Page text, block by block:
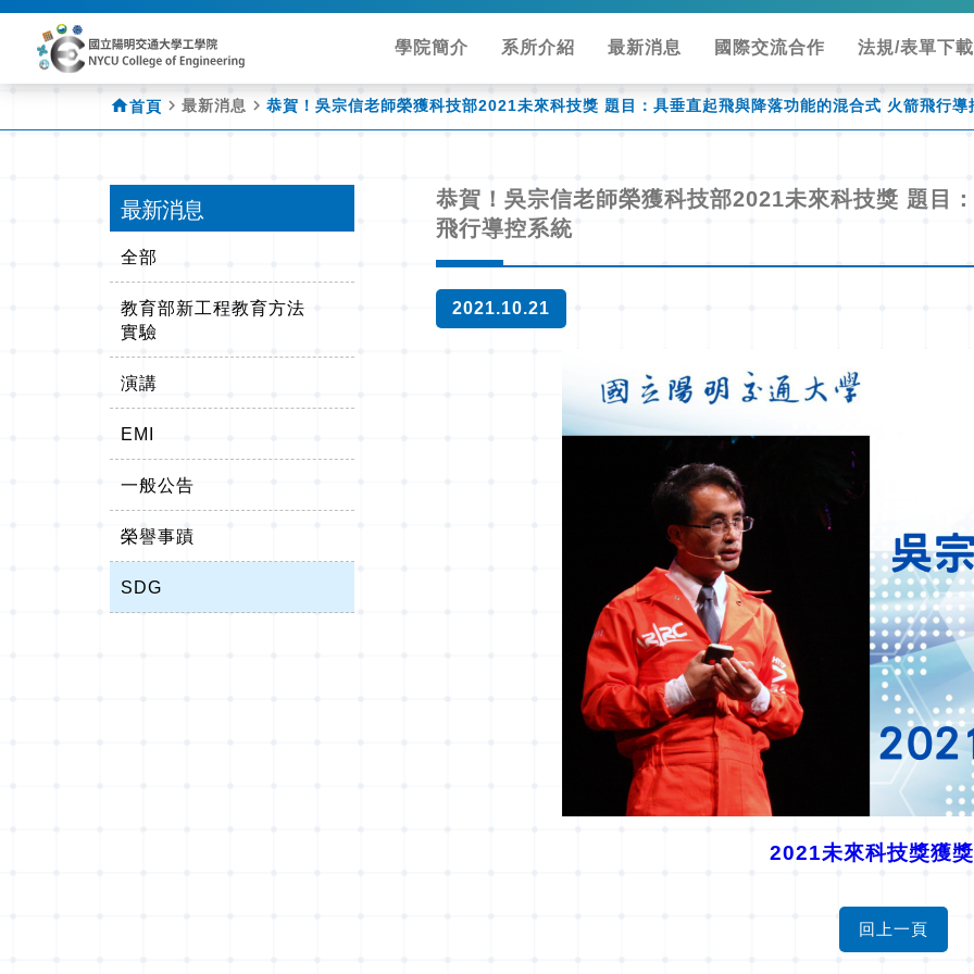
學院簡介 系所介紹 最新消息 國際交流合作 法規/表單下載
home首頁 navigate_next 最新消息 navigate_next 恭賀！吳宗信老師榮獲科技部2021未來科技獎 題目：具垂直起飛與降落功能的混合式 火箭飛行導
最新消息
全部
教育部新工程教育方法
實驗
演講
EMI
一般公告
榮譽事蹟
SDG
恭賀！吳宗信老師榮獲科技部2021未來科技獎 題目
飛行導控系統
2021.10.21
2021未來科技獎獲